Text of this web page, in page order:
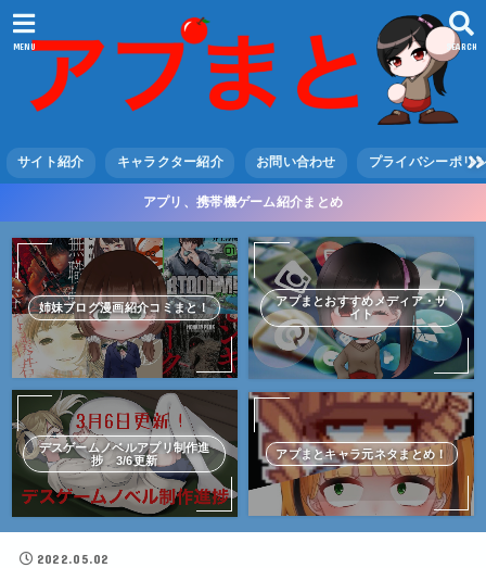
SEARCH
MENU
サイト紹介 キャラクター紹介 お問い合わせ プライバシーポリ
アプリ、携帯機ゲーム紹介まとめ
姉妹ブログ漫画紹介コミまと！
アプまとおすすめメディア・サ
イト
デスゲームノベルアプリ制作進
捗 3/6更新
アプまとキャラ元ネタまとめ！
2022.05.02